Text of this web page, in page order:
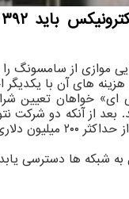
موازی از
های آن با
۲۰۲۴ میلادی با شکایت
به شبکه ها دسترسی